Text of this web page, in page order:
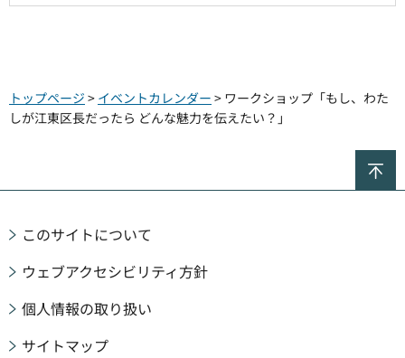
トップページ > イベントカレンダー > ワークショップ「もし、わた
しが江東区長だったら どんな魅力を伝えたい？」
このサイトについて
ウェブアクセシビリティ方針
個人情報の取り扱い
サイトマップ